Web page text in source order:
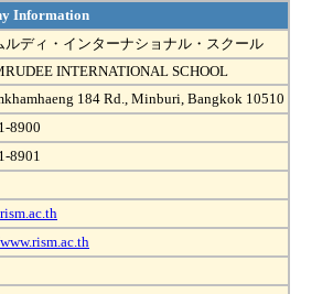
Information
ルディ・インターナショナル・スクール
INTERNATIONAL SCHOOL
184 Rd., Minburi, Bangkok 10510
8900
8901